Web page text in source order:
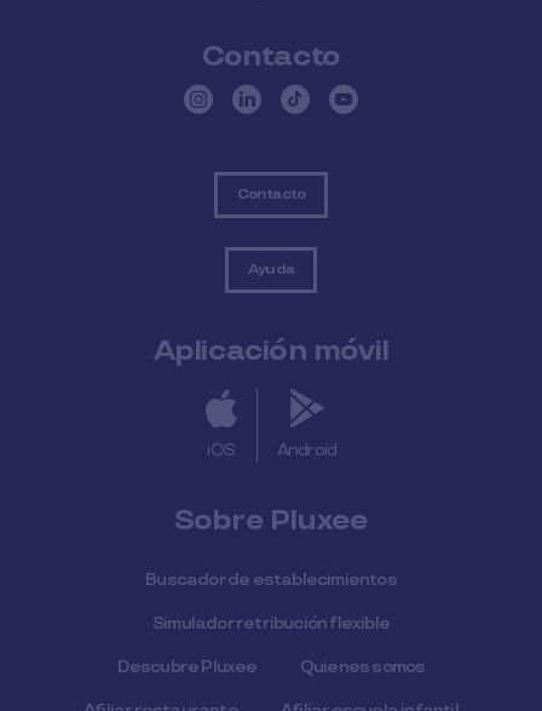
Contacto
Contacto
Ayuda
Aplicación móvil
iOS Android
Sobre Pluxee
Buscador de establecimientos
Simulador retribución flexible
Descubre Pluxee Quienes somos